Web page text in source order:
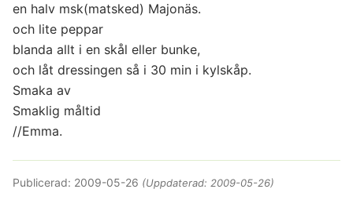
en halv msk(matsked) Majonäs.
och lite peppar
blanda allt i en skål eller bunke,
och låt dressingen så i 30 min i kylskåp.
Smaka av
Smaklig måltid
//Emma.
Publicerad: 2009-05-26 (Uppdaterad: 2009-05-26)